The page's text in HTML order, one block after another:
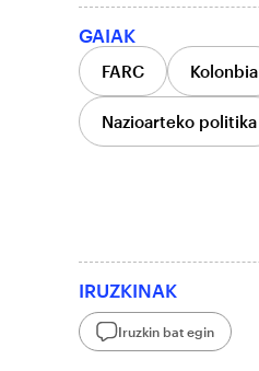
GAIAK
FARC Kolonbia
Nazioarteko politika
IRUZKINAK
Iruzkin bat egin